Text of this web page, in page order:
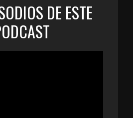
DE ESTE